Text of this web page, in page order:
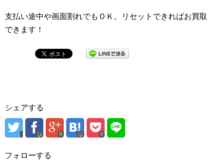
支払い途中や画面割れでもＯＫ。リセットできればお買取
できます！
シェアする
0 0
フォローする